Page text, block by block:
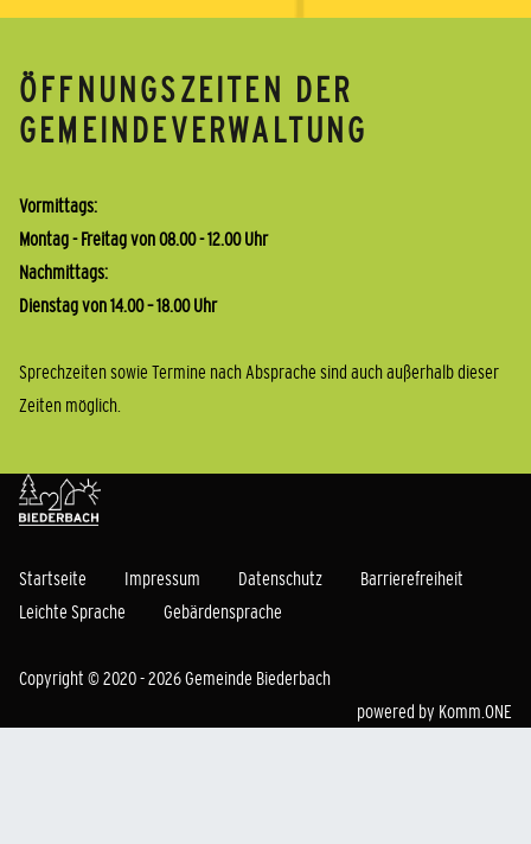
ÖFFNUNGSZEITEN DER
GEMEINDEVERWALTUNG
Vormittags:
Montag - Freitag von 08.00 - 12.00 Uhr
Nachmittags:
Dienstag von 14.00 – 18.00 Uhr
Sprechzeiten sowie Termine nach Absprache sind auch außerhalb dieser
Zeiten möglich.
Startseite Impressum Datenschutz
Barrierefreiheit
Leichte Sprache
Gebärdensprache
Copyright © 2020 - 2026 Gemeinde Biederbach
powered by Komm.ONE